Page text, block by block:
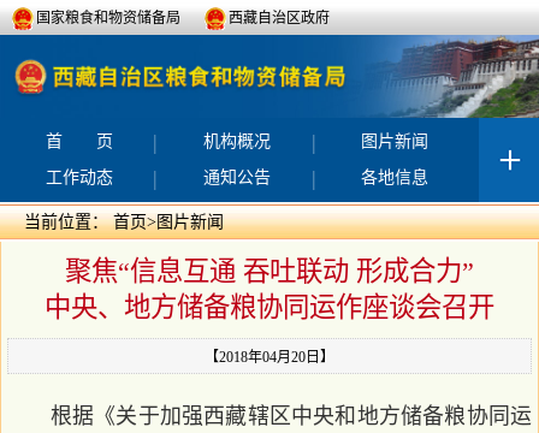
国家粮食和物资储备局 西藏自治区政府
首 页 | 机构概况 |
图片新闻
工作动态
| 通知公告 | 各地信息
当前位置：首页>图片新闻
聚焦“信息互通 吞吐联动 形成合力”
中央、地方储备粮协同运作座谈会召开
【2018年04月20日】
根据《关于加强西藏辖区中央和地方储备粮协同运